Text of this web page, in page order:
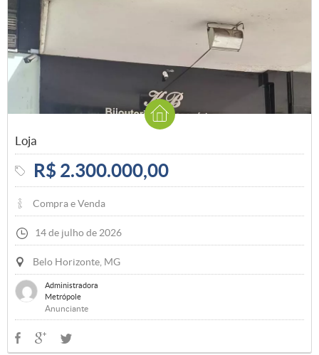
Loja
R$ 2.300.000,00
Compra e Venda
14 de julho de 2026
Belo Horizonte, MG
Administradora
Metrópole
Anunciante